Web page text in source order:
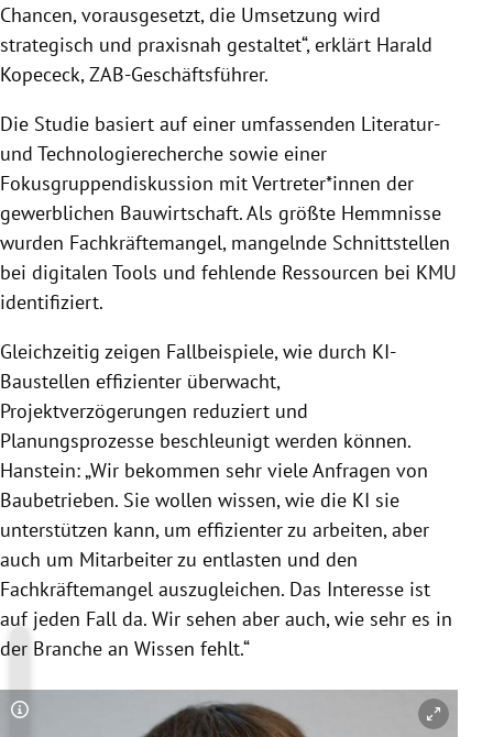
Chancen, vorausgesetzt, die Umsetzung wird
strategisch und praxisnah gestaltet“, erklärt Harald
Kopececk, ZAB-Geschäftsführer.
Die Studie basiert auf einer umfassenden Literatur-
und Technologierecherche sowie einer
Fokusgruppendiskussion mit Vertreter*innen der
gewerblichen Bauwirtschaft. Als größte Hemmnisse
wurden Fachkräftemangel, mangelnde Schnittstellen
bei digitalen Tools und fehlende Ressourcen bei KMU
identifiziert.
Gleichzeitig zeigen Fallbeispiele, wie durch KI-
Baustellen effizienter überwacht,
Projektverzögerungen reduziert und
Planungsprozesse beschleunigt werden können.
Hanstein: „Wir bekommen sehr viele Anfragen von
Baubetrieben. Sie wollen wissen, wie die KI sie
unterstützen kann, um effizienter zu arbeiten, aber
auch um Mitarbeiter zu entlasten und den
Fachkräftemangel auszugleichen. Das Interesse ist
auf jeden Fall da. Wir sehen aber auch, wie sehr es in
der Branche an Wissen fehlt.“
Copyright-Hinweis öffnen/schließen